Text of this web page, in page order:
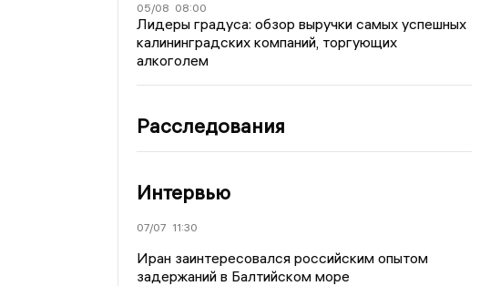
05/08 08:00
Лидеры градуса: обзор выручки самых успешных
калининградских компаний, торгующих
алкоголем
Расследования
Интервью
07/07 11:30
Иран заинтересовался российским опытом
задержаний в Балтийском море